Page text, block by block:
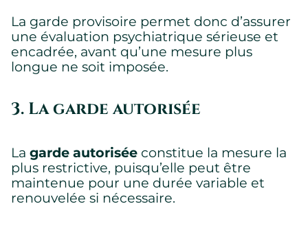
La garde provisoire permet donc d’assurer
une évaluation psychiatrique sérieuse et
encadrée, avant qu’une mesure plus
longue ne soit imposée.
3. La garde autorisée
La garde autorisée constitue la mesure la
plus restrictive, puisqu’elle peut être
maintenue pour une durée variable et
renouvelée si nécessaire.
Requis
Témoins requis permettant au site de fonctionner
correctement.
Montrer les détails des témoins